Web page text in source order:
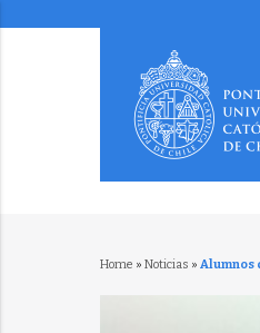
Home » Noticias » Alumnos